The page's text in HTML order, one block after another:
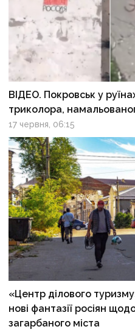
ВІДЕО. Покровськ у
триколора,
17 червня, 06:15
«Центр ділового
нові фантазії росіян
загарбаного міста